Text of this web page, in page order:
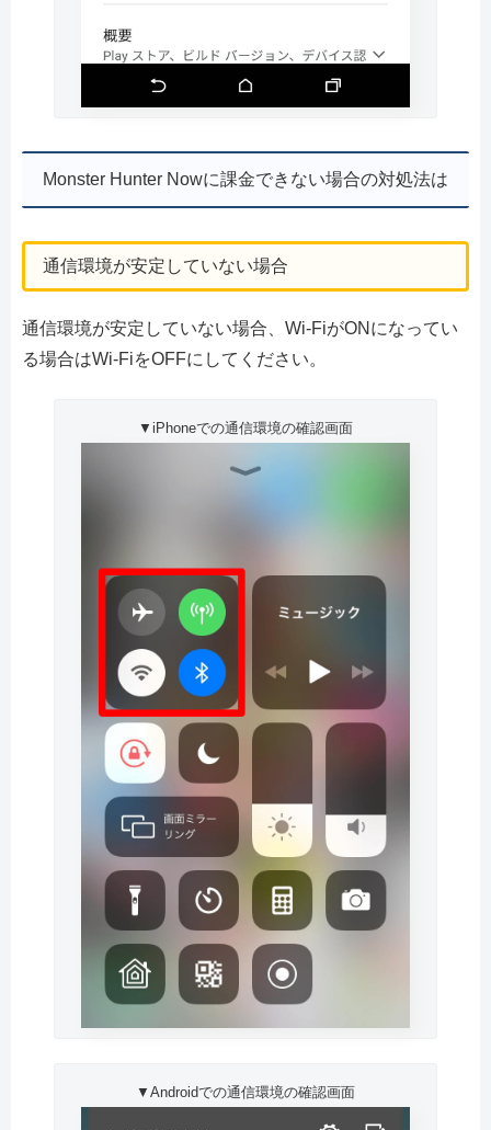
Monster Hunter Nowに課金できない場合の対処法は
通信環境が安定していない場合
通信環境が安定していない場合、Wi-FiがONになってい
る場合はWi-FiをOFFにしてください。
▼iPhoneでの通信環境の確認画面
▼Androidでの通信環境の確認画面